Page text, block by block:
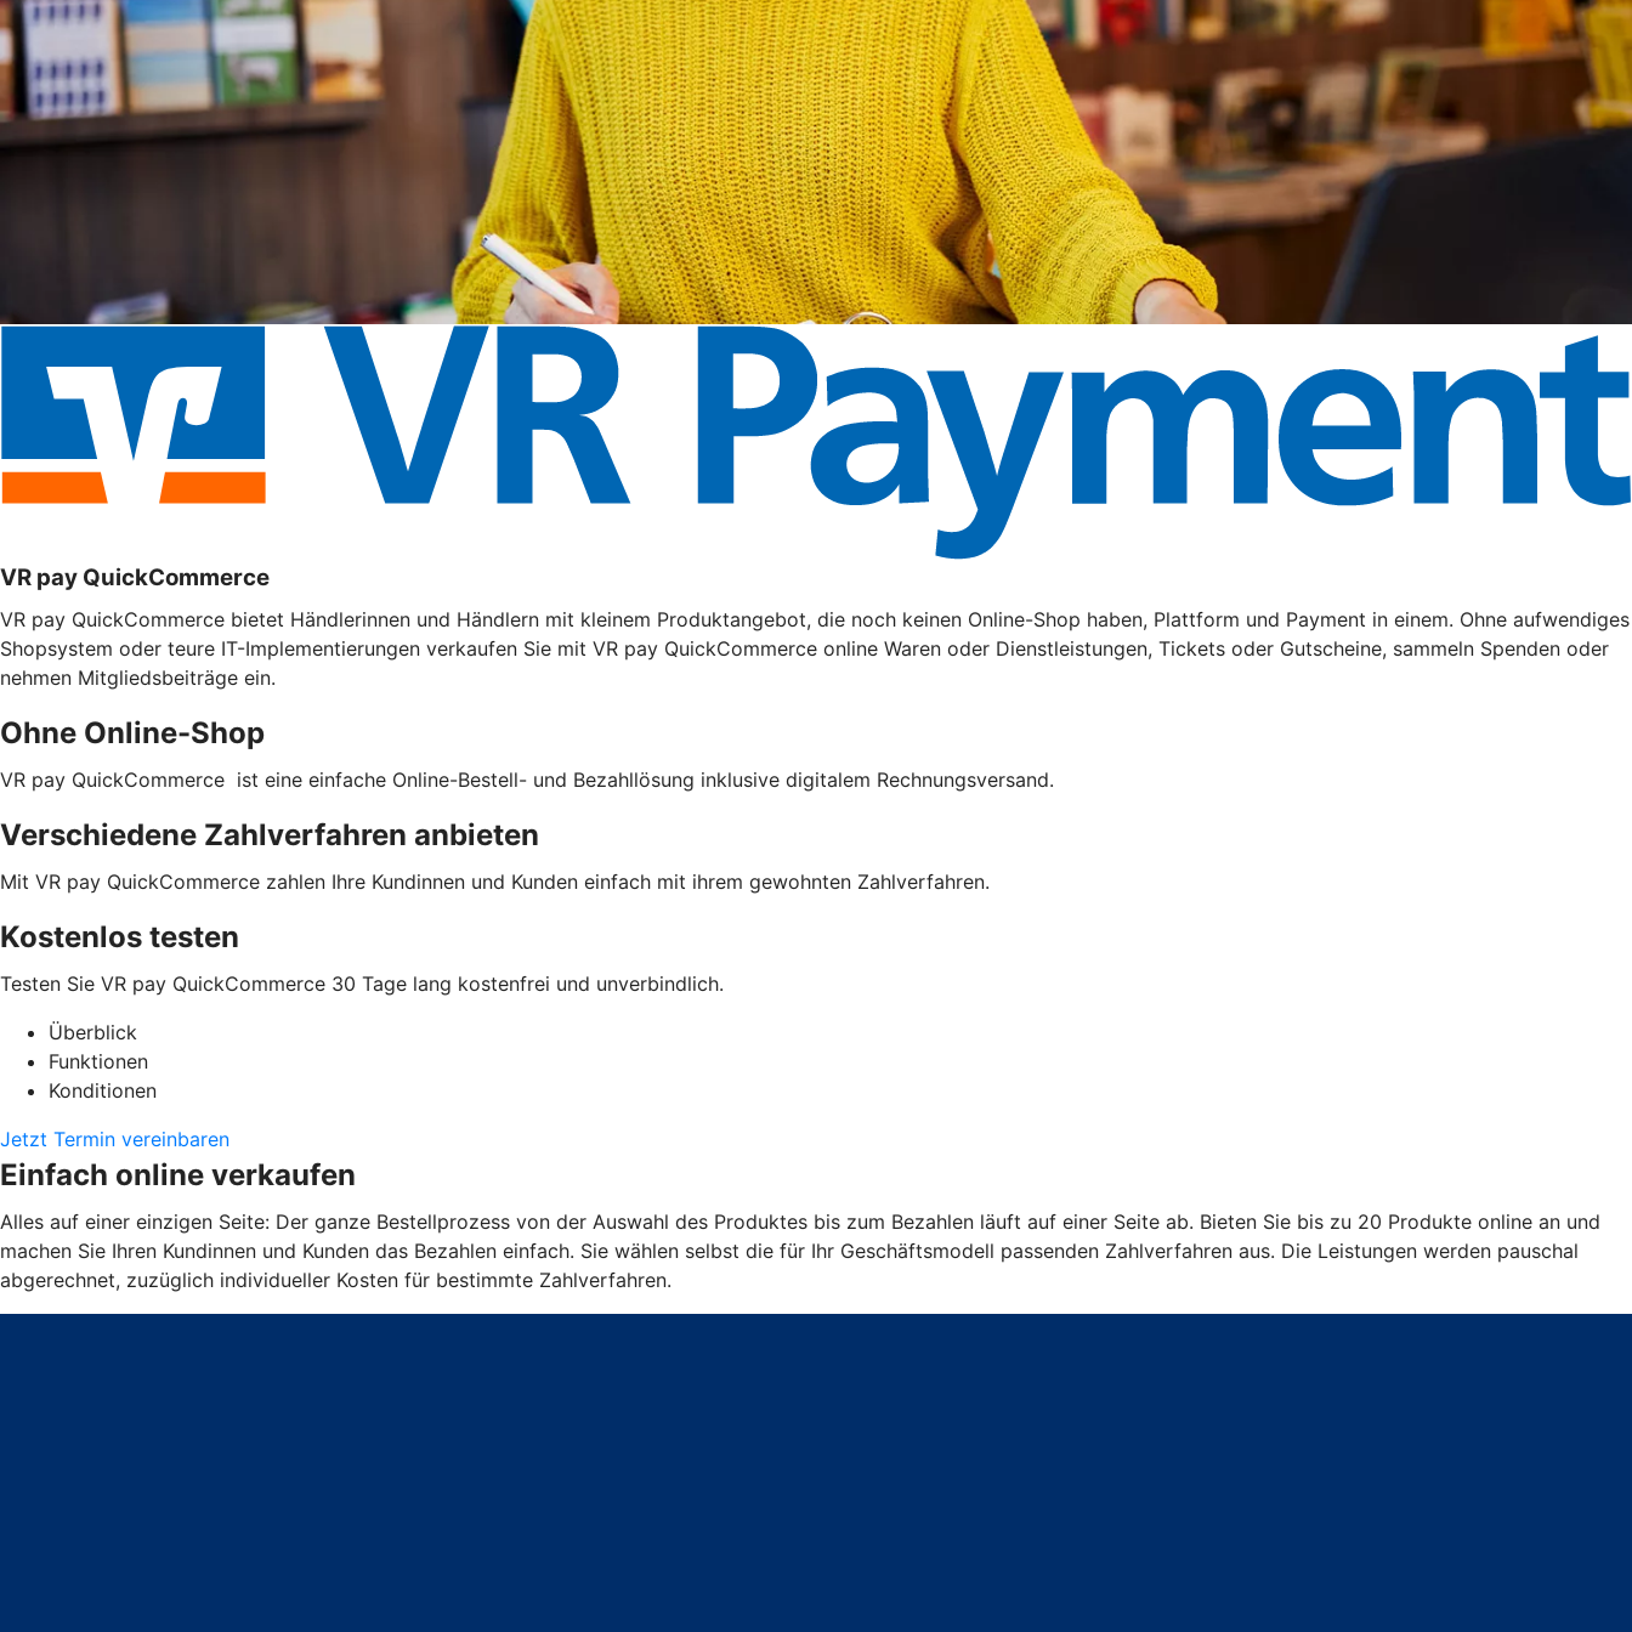
VR pay QuickCommerce
VR pay QuickCommerce bietet Händlerinnen und Händlern mit kleinem Produktangebot, die noch keinen Online-Shop haben, Plattform und Payment in einem. Ohne aufwendiges
Shopsystem oder teure IT-Implementierungen verkaufen Sie mit VR pay QuickCommerce online Waren oder Dienstleistungen, Tickets oder Gutscheine, sammeln Spenden oder
nehmen Mitgliedsbeiträge ein.
Ohne Online-Shop
VR pay QuickCommerce ist eine einfache Online-Bestell- und Bezahllösung inklusive digitalem Rechnungsversand.
Verschiedene Zahlverfahren anbieten
Mit VR pay QuickCommerce zahlen Ihre Kundinnen und Kunden einfach mit ihrem gewohnten Zahlverfahren.
Kostenlos testen
Testen Sie VR pay QuickCommerce 30 Tage lang kostenfrei und unverbindlich.
Überblick
Funktionen
Konditionen
Jetzt Termin vereinbaren
Einfach online verkaufen
Alles auf einer einzigen Seite: Der ganze Bestellprozess von der Auswahl des Produktes bis zum Bezahlen läuft auf einer Seite ab. Bieten Sie bis zu 20 Produkte online an und
machen Sie Ihren Kundinnen und Kunden das Bezahlen einfach. Sie wählen selbst die für Ihr Geschäftsmodell passenden Zahlverfahren aus. Die Leistungen werden pauschal
abgerechnet, zuzüglich individueller Kosten für bestimmte Zahlverfahren.